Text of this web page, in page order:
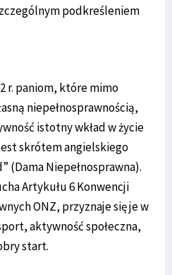
podkreśleniem
r. paniom, które mimo
niepełnosprawnością,
istotny wkład w życie
skrótem angielskiego
(Dama Niepełnosprawna).
Artykułu 6 Konwencji
ONZ, przyznaje się je w
aktywność społeczna,
start.